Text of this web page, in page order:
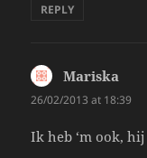
REPLY
Mariska
26/02/2013 at 18:39
Ik heb ‘m ook,